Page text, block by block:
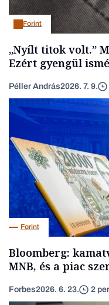
Forint
„Nyílt titok volt.”
Ezért gyengül
Péller András2026. 7. 9.
Forint
Bloomberg:
MNB, és a piac
Forbes2026. 6. 23. 2